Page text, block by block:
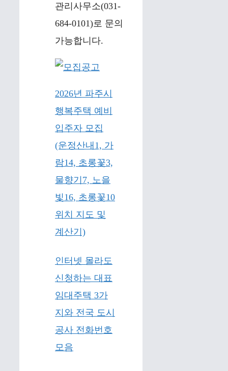
관리사무소(031-
684-0101)로 문의
가능합니다.
2026년 파주시
행복주택 예비
입주자 모집
(운정산내1, 가
람14, 초롱꽃3,
물향기7, 노을
빛16, 초롱꽃10
위치 지도 및
계산기)
인터넷 몰라도
신청하는 대표
임대주택 3가
지와 전국 도시
공사 전화번호
모음